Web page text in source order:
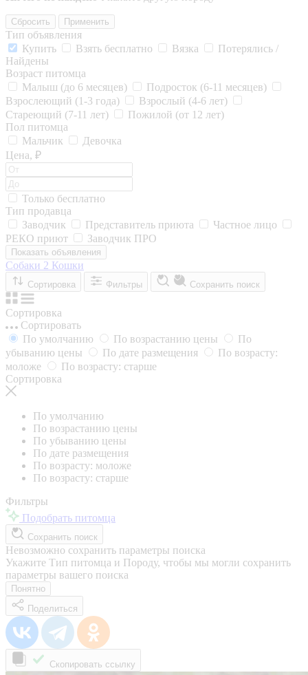
Сбросить Применить
Тип объявления
Купить
Взять бесплатно Вязка
Потерялись /
Найдены
Возраст питомца
Малыш (до 6 месяцев)
Подросток (6-11 месяцев)
Взрослеющий (1-3 года)
Взрослый (4-6 лет)
Стареющий (7-11 лет)
Пожилой (от 12 лет)
Пол питомца
Мальчик
Девочка
Цена, ₽
Только бесплатно
Тип продавца
Заводчик
Представитель приюта
Частное лицо
РЕКО приют
Заводчик ПРО
Показать объявления
Собаки 2 Кошки
Сортировка Фильтры Сохранить поиск
Сортировка
Сортировать
По умолчанию
По возрастанию цены
По
убыванию цены
По дате размещения
По возрасту:
моложе
По возрасту: старше
Сортировка
По умолчанию
По возрастанию цены
По убыванию цены
По дате размещения
По возрасту: моложе
По возрасту: старше
Фильтры
Подобрать питомца
Сохранить поиск
Невозможно сохранить параметры поиска
Укажите Тип питомца и Породу, чтобы мы могли сохранить
параметры вашего поиска
Понятно
Поделиться
Скопировать ссылку